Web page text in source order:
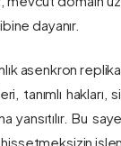
dayanır.
asenkron
tanımlı
Bu